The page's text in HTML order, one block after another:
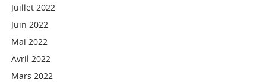
Juillet 2022
Juin 2022
Mai 2022
Avril 2022
Mars 2022